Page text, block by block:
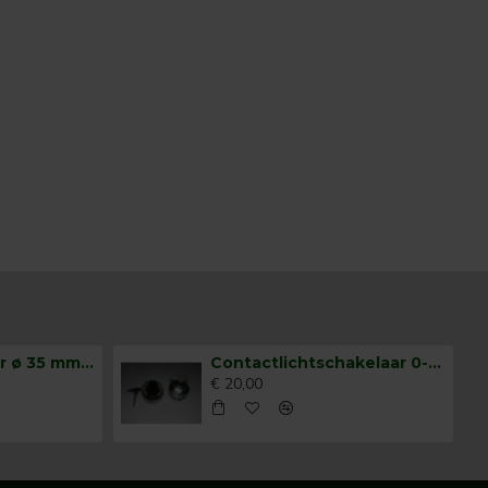
Claxonschakelaar ø 35 mm opbouw drukschakelaar Contactlichtschakelaar 0-1-2-3
€ 20,00